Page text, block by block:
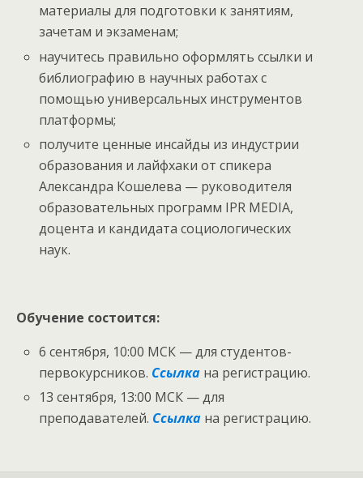
материалы для подготовки к занятиям,
зачетам и экзаменам;
научитесь правильно оформлять ссылки и
библиографию в научных работах с
помощью универсальных инструментов
платформы;
получите ценные инсайды из индустрии
образования и лайфхаки от спикера
Александра Кошелева — руководителя
образовательных программ IPR MEDIA,
доцента и кандидата социологических
наук.
Обучение состоится:
6 сентября, 10:00 МСК — для студентов-
первокурсников. Ссылка на регистрацию.
13 сентября, 13:00 МСК — для
преподавателей. Ссылка на регистрацию.